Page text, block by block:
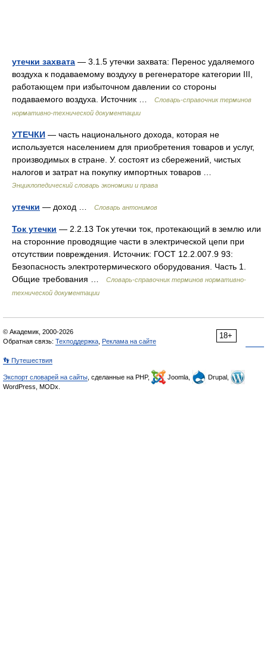
утечки захвата — 3.1.5 утечки захвата: Перенос удаляемого
воздуха к подаваемому воздуху в регенераторе категории III,
работающем при избыточном давлении со стороны
подаваемого воздуха. Источник …
Словарь-справочник терминов
нормативно-технической документации
УТЕЧКИ — часть национального дохода, которая не
используется населением для приобретения товаров и услуг,
производимых в стране. У. состоят из сбережений, чистых
налогов и затрат на покупку импортных товаров …
Энциклопедический словарь экономики и права
утечки — доход … Словарь антонимов
Ток утечки — 2.2.13 Ток утечки ток, протекающий в землю или
на сторонние проводящие части в электрической цепи при
отсутствии повреждения. Источник: ГОСТ 12.2.007.9 93:
Безопасность электротермического оборудования. Часть 1.
Общие требования …
Словарь-справочник терминов нормативно-
технической документации
18+
© Академик, 2000-2026
Обратная связь: Техподдержка Реклама на сайте
👣 Путешествия
Экспорт словарей на сайты , сделанные на PHP, Joomla,
Drupal,
WordPress, MODx.